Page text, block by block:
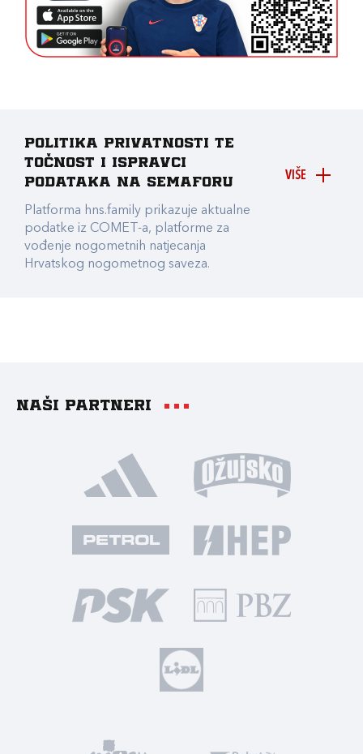
VIŠE
Politika privatnosti te
točnost i ispravci
podataka na Semaforu
Platforma hns.family prikazuje aktualne
podatke iz COMET-a, platforme za
vođenje nogometnih natjecanja
Hrvatskog nogometnog saveza.
Naši partneri